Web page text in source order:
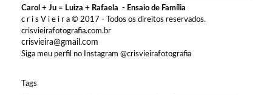
Carol + Ju = Luiza + Rafaela - Ensaio de Família
c r i s V i e i r a © 2017 - Todos os direitos reservados.
crisvieirafotografia.com.br
crisvieira@gmail.com
Siga meu perfil no Instagram @crisvieirafotografia
Tags